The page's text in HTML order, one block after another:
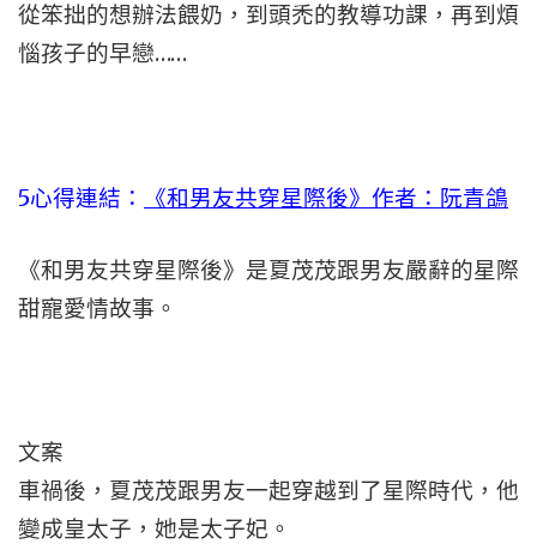
從笨拙的想辦法餵奶，到頭禿的教導功課，再到煩
惱孩子的早戀……
5心得連結： 《和男友共穿星際後》作者：阮青鴿
《和男友共穿星際後》是夏茂茂跟男友嚴辭的星際
甜寵愛情故事。
文案
車禍後，夏茂茂跟男友一起穿越到了星際時代，他
變成皇太子，她是太子妃。